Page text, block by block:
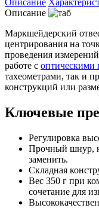
Описание
Маркшейдерский
центрирования на
проведения
работе с оптическими
тахеометрами, так и
конструкций или
Ключевые
Регулировка
Прочный шнур,
заменить.
Складная
Вес 350 г при
сочетание для